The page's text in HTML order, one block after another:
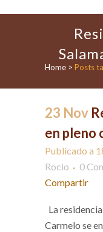
Home > Posts
23 Nov
en pleno
Publicado a
Rocio
0
Compartir
La
Carmelo se